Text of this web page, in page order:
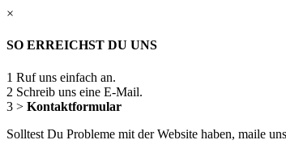
×
SO ERREICHST DU UNS
1 Ruf uns einfach an.
2 Schreib uns eine E-Mail.
3 > Kontaktformular
Solltest Du Probleme mit der Website haben, maile